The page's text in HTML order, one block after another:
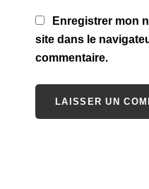
Enregistrer mon
site dans le
commentaire.